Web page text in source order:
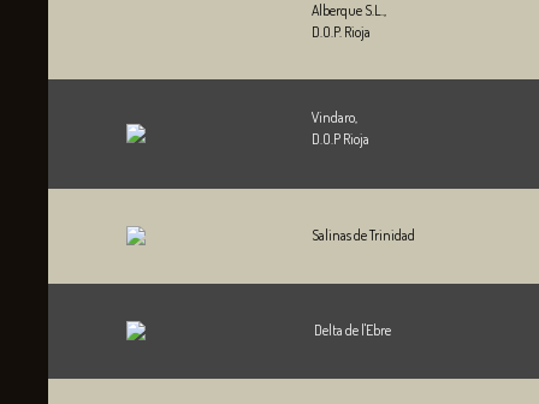
Alberque S.L.,
D.O.P. Rioja
Vindaro,
D.O.P Rioja
Salinas de Trinidad
Delta de l'Ebre